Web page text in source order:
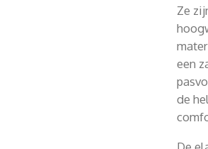
Ze
een
de